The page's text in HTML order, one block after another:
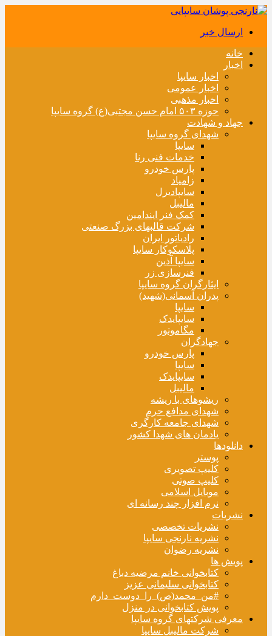
ارسال خبر
خانه
اخبار
اخبار سایپا
اخبار عمومی
اخبار مذهبی
حوزه ۵۰۳ امام حسن مجتبی(ع) گروه سایپا
جهاد و شهادت
شهدای گروه سایپا
سایپا
خدمات فنی رنا
پارس خودرو
زامیاد
سایپادیزل
مالیبل
کمک فنر ایندامین
شرکت قالبهای بزرگ صنعتی
رادیاتور ایران
پلاسکوکار سایپا
سایپا آذین
فنرسازی زر
ایثارگران گروه سایپا
پدران آسمانی(شهید)
سایپا
سایپایدک
مگاموتور
جهادگران
پارس خودرو
سایپا
سایپایدک
مالیبل
ریشوهای با ریشه
شهدای مدافع حرم
شهدای جامعه کارگری
یادمان های شهدا کشور
دانلودها
پوستر
کلیپ تصویری
کلیپ صوتی
موبایل اسلامی
نرم افزار چند رسانه ای
نشریات
نشریات تخصصی
نشریه نارنجی سایپا
نشریه رضوان
پویش ها
کتابخوانی خانم مرضیه دباغ
کتابخوانی سلیمانی عزیز
#من_محمد(ص)_را_دوست_دارم
پویش کتابخوانی در منزل
معرفی شرکتهای گروه سایپا
شرکت مالیبل سایپا